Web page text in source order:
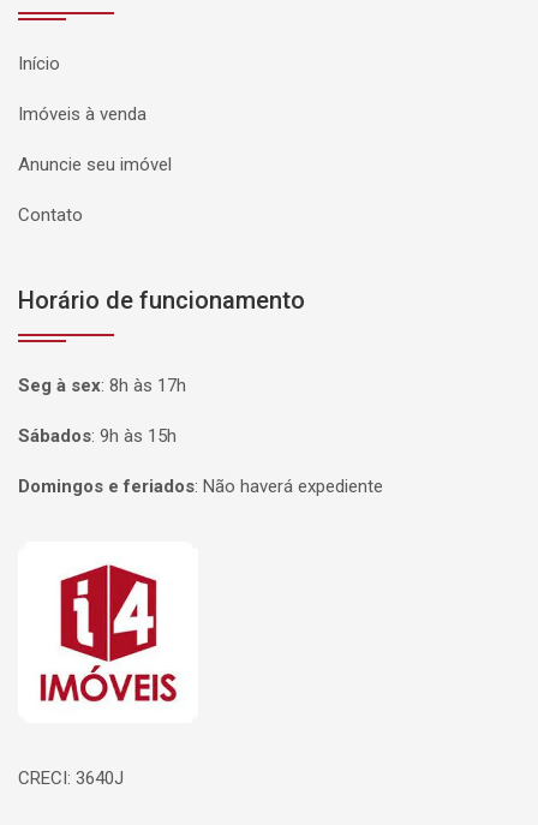
Início
Imóveis à venda
Anuncie seu imóvel
Contato
Horário de funcionamento
Seg à sex: 8h às 17h
Sábados: 9h às 15h
Domingos e feriados: Não haverá expediente
Página inicial
CRECI: 3640J